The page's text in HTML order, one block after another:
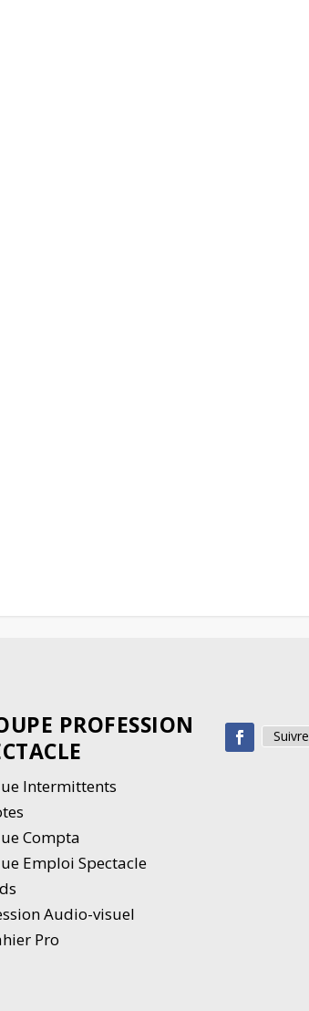
PROFESSION
Intermittents
Compta
Emploi Spectacle
Audio-visuel
Pro
Suivre